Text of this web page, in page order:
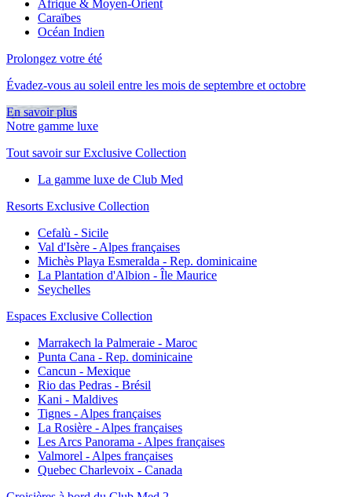
Afrique & Moyen-Orient
Caraïbes
Océan Indien
Prolongez votre été
Évadez-vous au soleil entre les mois de septembre et octobre
En savoir plus
Notre gamme luxe
Tout savoir sur Exclusive Collection
La gamme luxe de Club Med
Resorts Exclusive Collection
Cefalù - Sicile
Val d'Isère - Alpes françaises
Michès Playa Esmeralda - Rep. dominicaine
La Plantation d'Albion - Île Maurice
Seychelles
Espaces Exclusive Collection
Marrakech la Palmeraie - Maroc
Punta Cana - Rep. dominicaine
Cancun - Mexique
Rio das Pedras - Brésil
Kani - Maldives
Tignes - Alpes françaises
La Rosière - Alpes françaises
Les Arcs Panorama - Alpes françaises
Valmorel - Alpes françaises
Quebec Charlevoix - Canada